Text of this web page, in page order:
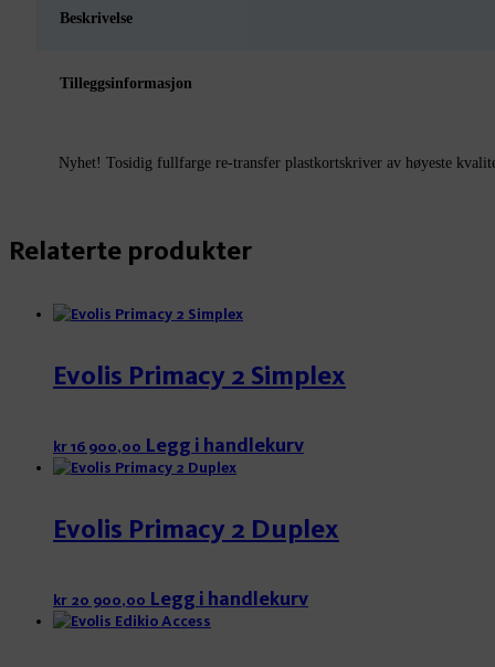
Beskrivelse
Tilleggsinformasjon
Nyhet! Tosidig fullfarge re-transfer plastkortskriver av høyeste
Relaterte produkter
Evolis Primacy 2 Simplex
kr16 900,00 Legg i handlekurv
Evolis Primacy 2 Duplex
kr 20 900,00 Legg i handlekurv